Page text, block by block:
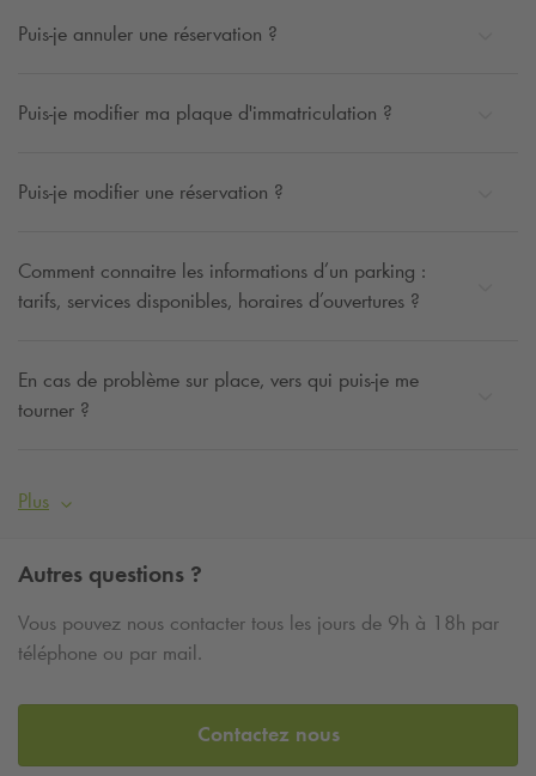
Puis-je annuler une réservation ?
Puis-je modifier ma plaque d'immatriculation ?
Puis-je modifier une réservation ?
Comment connaitre les informations d’un parking :
tarifs, services disponibles, horaires d’ouvertures ?
En cas de problème sur place, vers qui puis-je me
tourner ?
Plus
Autres questions ?
Vous pouvez nous contacter tous les jours de 9h à 18h par
téléphone ou par mail.
Contactez nous